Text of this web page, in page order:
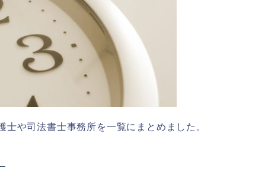
士や司法書士事務所を一覧にまとめました。